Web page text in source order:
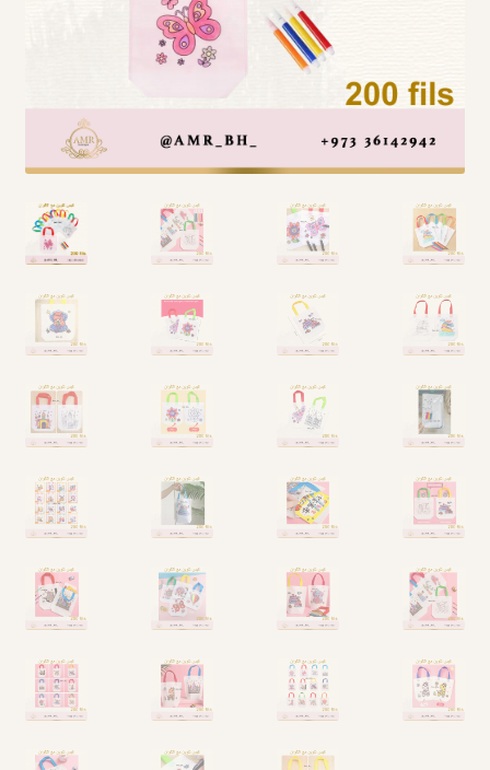
Arabic Language اللغة العربية
National Day العيد الوطني
STATIONARY القرطاسية
Birthdays أعياد الميلاد
Organizers قسم التنظيم
Hair Accessories اكسسوارات الشعر
SWIMMING POOLS برك السباحة